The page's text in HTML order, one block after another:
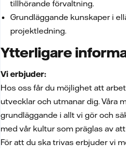
tillhörande förvaltning.
Grundläggande kunskaper i
projektledning.
Ytterligare
Vi erbjuder:
Hos oss får du möjlighet att
utvecklar och utmanar dig. Våra
grundläggande i allt vi gör och
med vår kultur som präglas av
För att du ska trivas erbjuder vi